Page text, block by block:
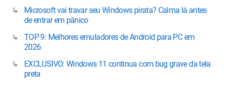
Microsoft vai travar seu Windows pirata? Calma lá antes
de entrar em pânico
TOP 9: Melhores emuladores de Android para PC em
2026
EXCLUSIVO: Windows 11 continua com bug grave da tela
preta